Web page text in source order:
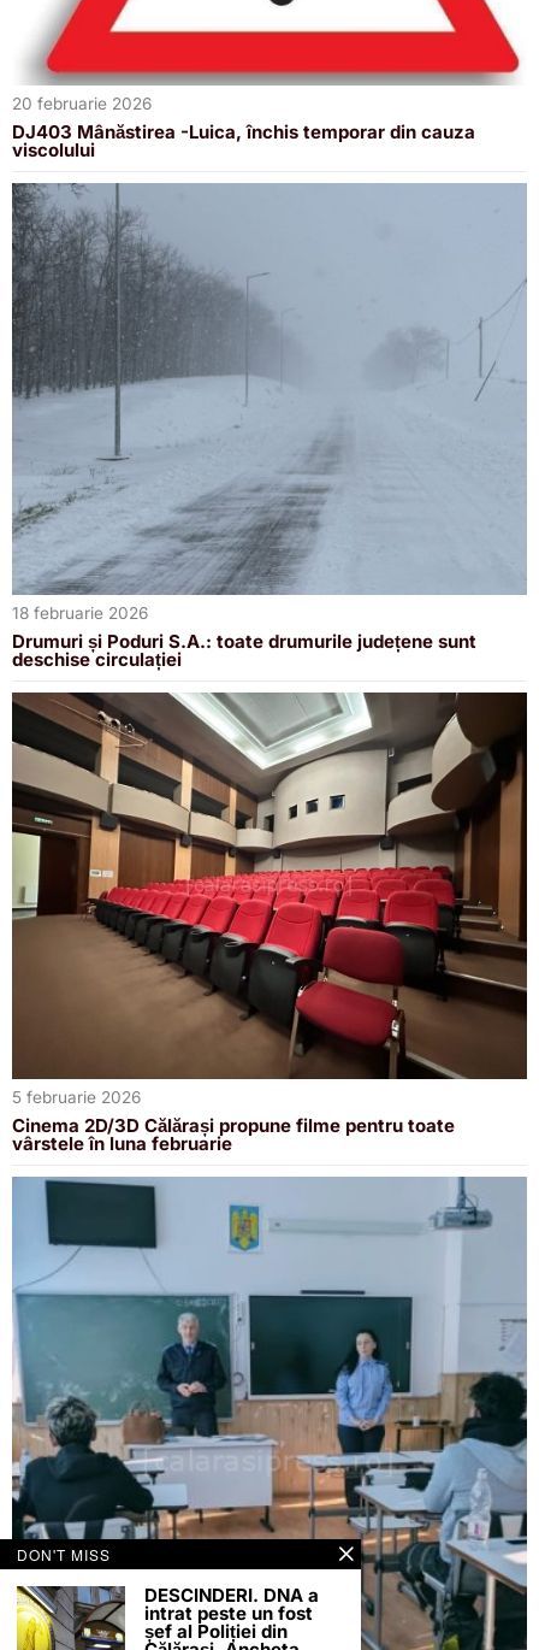
20 februarie 2026
DJ403 Mânăstirea -Luica, închis temporar din cauza
viscolului
18 februarie 2026
Drumuri și Poduri S.A.: toate drumurile județene sunt
deschise circulației
5 februarie 2026
Cinema 2D/3D Călărași propune filme pentru toate
vârstele în luna februarie
DON'T MISS
DESCINDERI. DNA a
intrat peste un fost
șef al Poliției din